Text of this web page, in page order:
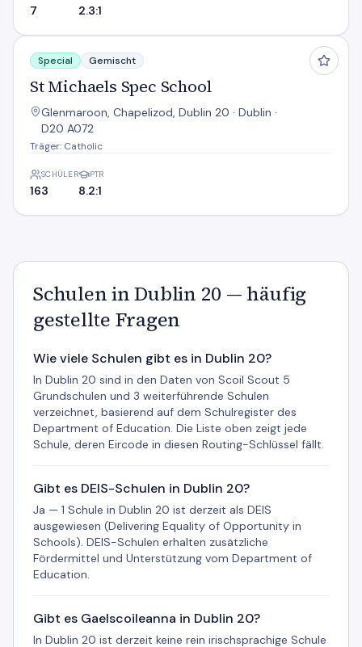
7 2.3:1
St Michaels Spec School
Special Gemischt
St Michaels Spec School
Glenmaroon, Chapelizod, Dublin 20 · Dublin ·
D20 A072
Träger: Catholic
SCHÜLER
163
PTR
8.2:1
Schulen in Dublin 20 — häufig
gestellte Fragen
Wie viele Schulen gibt es in Dublin 20?
In Dublin 20 sind in den Daten von Scoil Scout 5
Grundschulen und 3 weiterführende Schulen
verzeichnet, basierend auf dem Schulregister des
Department of Education. Die Liste oben zeigt jede
Schule, deren Eircode in diesen Routing-Schlüssel fällt.
Gibt es DEIS-Schulen in Dublin 20?
Ja — 1 Schule in Dublin 20 ist derzeit als DEIS
ausgewiesen (Delivering Equality of Opportunity in
Schools). DEIS-Schulen erhalten zusätzliche
Fördermittel und Unterstützung vom Department of
Education.
Gibt es Gaelscoileanna in Dublin 20?
In Dublin 20 ist derzeit keine rein irischsprachige Schule